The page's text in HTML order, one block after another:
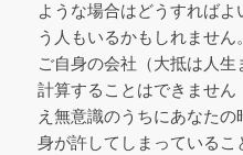
ような場合はどうすれば
う人もいるかもしれませ
ご自身の会社（大抵は人
計算することはできませ
え無意識のうちにあなた
身が許してしまっている